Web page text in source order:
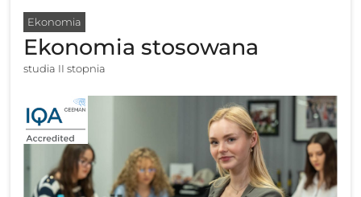
Ekonomia
Ekonomia stosowana
studia II stopnia